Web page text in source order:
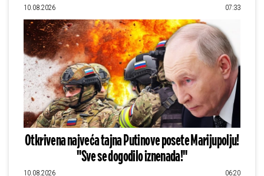
10.08.2026 07:33
Otkrivena najveća tajna Putinove posete Marijupolju!
"Sve se dogodilo iznenada!"
10.08.2026 06:20